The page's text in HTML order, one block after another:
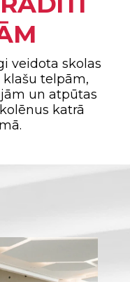
veidota skolas
telpām,
un atpūtas
katrā